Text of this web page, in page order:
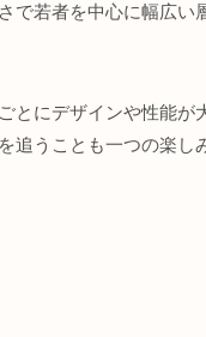
で若者を中心に幅広い
とにデザインや性能が
追うことも一つの楽し